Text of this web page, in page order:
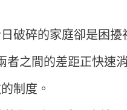
破碎的家庭卻是困擾
之間的差距正快速
制度。